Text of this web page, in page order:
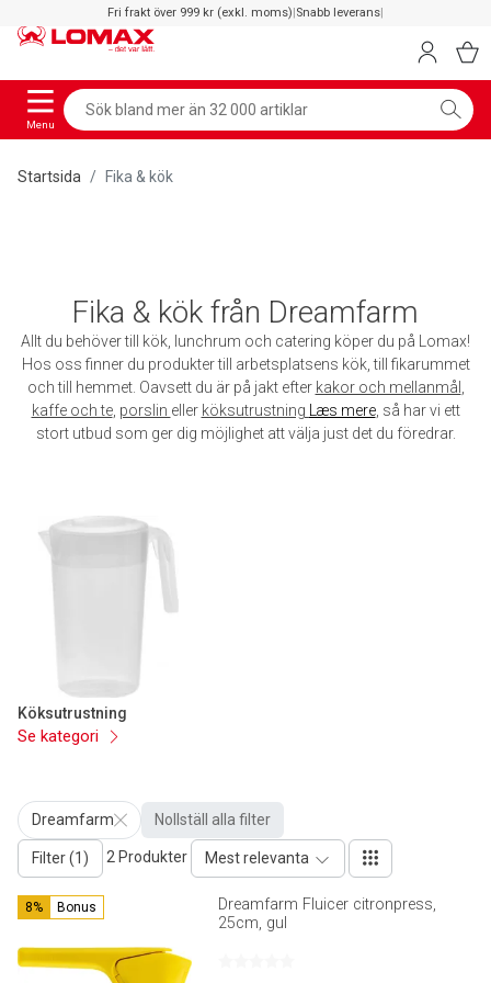
Fri frakt över 999 kr (exkl. moms)|Snabb leverans|
Menu
Startsida Fika & kök
Fika & kök från Dreamfarm
Allt du behöver till kök, lunchrum och catering köper du på Lomax!
Hos oss finner du produkter till arbetsplatsens kök, till fikarummet
och till hemmet. Oavsett du är på jakt efter kakor och mellanmål
kaffe och te, porslin eller köksutrustning Læs mere, så har vi ett
stort utbud som ger dig möjlighet att välja just det du föredrar.
Köksutrustning
Se kategori
Dreamfarm Nollställ alla filter
Filter (1) 2 Produkter Mest relevanta
8% Bonus
Dreamfarm Fluicer citronpress,
25cm, gul